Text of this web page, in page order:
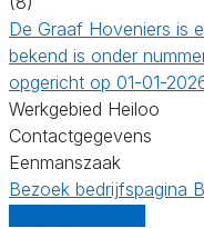
De Graaf Hoveniers is
bekend is onder
opgericht op 01-01-
Werkgebied Heiloo
Contactgegevens
Eenmanszaak
Bezoek bedrijfspagina